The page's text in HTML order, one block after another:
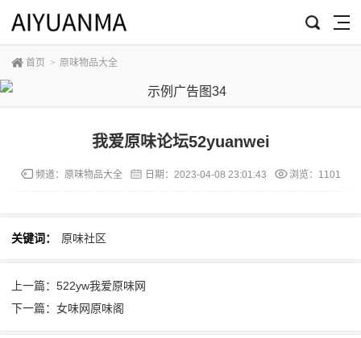
首页 > 原味物品大全
我爱原味论坛52yuanwei
频道： 原味物品大全 日期： 2023-04-08 23:01:43 浏览：1101
关键词： 原味社区
上一篇：522yw我爱原味网
下一篇：女味网原味阁